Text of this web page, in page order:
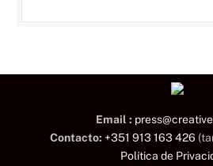
Email :
Contacto: +351 913 163 426
Política de